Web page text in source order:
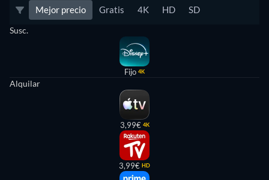
Mejor precio Gratis 4K HD SD
Susc.
Fijo 4K
Alquilar
3,99€ 4K
3,99€ HD